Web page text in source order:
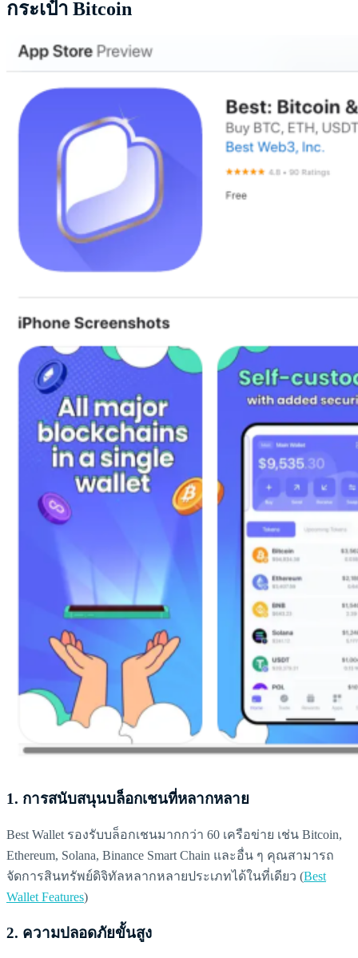
กระเป๋า Bitcoin
1. การสนับสนุนบล็อกเชนที่หลากหลาย
Best Wallet รองรับบล็อกเชนมากกว่า 60 เครือข่าย เช่น Bitcoin,
Ethereum, Solana, Binance Smart Chain และอื่น ๆ คุณสามารถ
จัดการสินทรัพย์ดิจิทัลหลากหลายประเภทได้ในที่เดียว (Best
Wallet Features)
2. ความปลอดภัยขั้นสูง